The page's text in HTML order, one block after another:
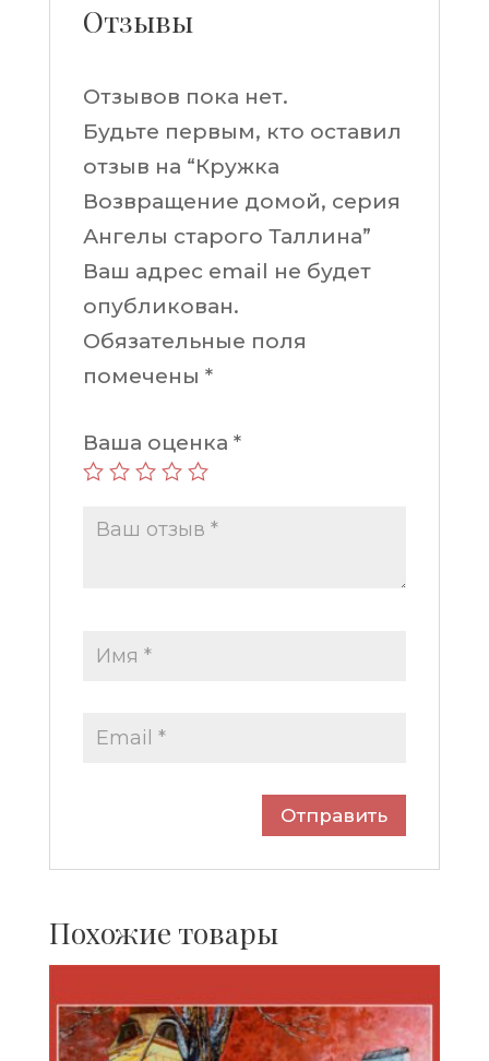
Отзывы
Отзывов пока нет.
Будьте первым, кто оставил
отзыв на “Кружка
Возвращение домой, серия
Ангелы старого Таллина”
Ваш адрес email не будет
опубликован.
Обязательные поля
помечены *
Ваша оценка *
Похожие товары